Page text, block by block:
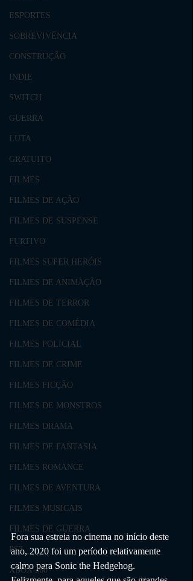
ESPORTES
SOBREVIVÊNCIA
CONSTRUÇÃO
INDIE
SWITCH
GUERRA
LUTA
GRATUITO
FILMES
FILMES DE AÇÃO
FILMES DE SUSPENSE
FURTIVO
FILMES SUPER HERÓIS
FILMES DE ANIMAÇÃO
FILMES DE TERROR
FILMES DE COMÉDIA
FILMES POLICIAL
FILMES DE CRIME
FILMES FICÇÃO
FILMES DE MONSTROS
FILMES DRAMA
FILMES DE FANTASIA
FILMES ROMANCE
FILMES DE AVENTURA
FILMES MUSICAIS
FILMES DE GUERRA
PS3
XBOX 360
Fora sua estreia no cinema no início deste
ano, 2020 foi um período relativamente
calmo para Sonic the Hedgehog.